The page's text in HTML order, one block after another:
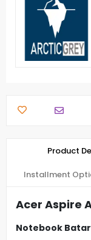
Product
Installment
Acer Aspire
Notebook